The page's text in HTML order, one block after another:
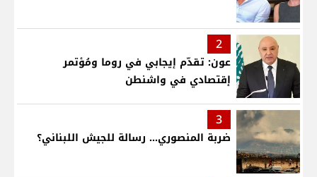
2
عون: تقدّم إيجابي في روما ومُؤتمر
إقتصادي في واشنطن
3
ضربة المنصوري... رسالة للجيش اللبناني؟